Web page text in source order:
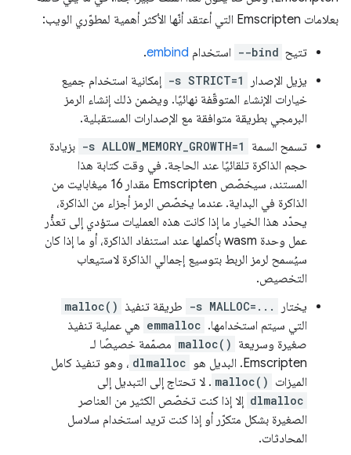
بعلامات Emscripten التي أعتقد أنّها الأكثر أهمية لمطوّري الويب:
تتيح --bind استخدام embind
.
يزيل الإصدار
-s STRICT=1 إمكانية استخدام جميع
خيارات الإنشاء المتوقّفة نهائيًا. ويضمن ذلك إنشاء الرمز
البرمجي بطريقة متوافقة مع الإصدارات المستقبلية.
تسمح السمة
-s ALLOW_MEMORY_GROWTH=1 بزيادة
حجم الذاكرة تلقائيًا عند الحاجة. في وقت كتابة هذا
المستند، سيخصّص Emscripten مقدار 16 ميغابايت من
الذاكرة في البداية. عندما يخصّص الرمز أجزاء من الذاكرة،
يحدّد هذا الخيار ما إذا كانت هذه العمليات ستؤدي إلى تعذُّر
عمل وحدة wasm بأكملها عند استنفاد الذاكرة، أو ما إذا كان
سيُسمح لرمز الربط بتوسيع إجمالي الذاكرة لاستيعاب
التخصيص.
يختار
-s MALLOC=... طريقة تنفيذ malloc()
التي سيتم استخدامها. ‫ emmalloc هي عملية تنفيذ
صغيرة وسريعة malloc() مصمّمة خصيصًا لـ
Emscripten. البديل هو
dlmalloc ، وهو تنفيذ كامل
الميزات malloc() . لا تحتاج إلى التبديل إلى
dlmalloc إلا إذا كنت تخصّص الكثير من العناصر
الصغيرة بشكل متكرّر أو إذا كنت تريد استخدام سلاسل
المحادثات.